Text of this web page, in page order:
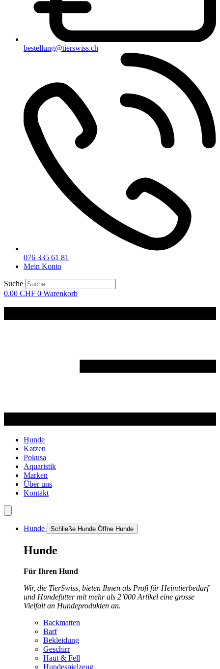
bestellung@tierswiss.ch
076 335 61 81
Mein Konto
Suche
0.00 CHF 0 Warenkorb
Hunde
Katzen
Pokusa
Aquaristik
Marken
Über uns
Kontakt
Hunde Schließe Hunde Öffne Hunde
Hunde
Für Ihren Hund
Wir, die TierSwiss, bieten Ihnen als Profi für Heimtierbedarf
und Hundefutter mit mehr als 2’000 Artikel eine grosse
Vielfalt an Hundeprodukten an.
Backmatten
Barf
Bekleidung
Geschirr
Haut & Fell
Hundespielzeug